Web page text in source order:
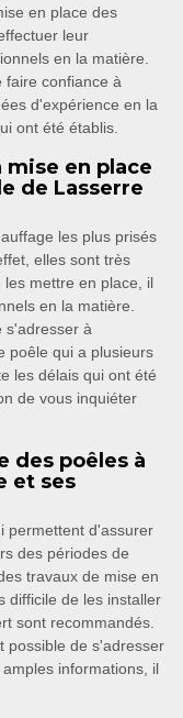
en place des
leur
en la matière.
faire confiance à
d'expérience en la
ont été établis.
en place
de Lasserre
les plus prisés
elles sont très
mettre en place, il
en la matière.
s'adresser à
poêle qui a plusieurs
les délais qui ont été
de vous inquiéter
des poêles à
et ses
permettent d'assurer
des périodes de
travaux de mise en
difficile de les installer
sont recommandés.
possible de s'adresser
informations, il